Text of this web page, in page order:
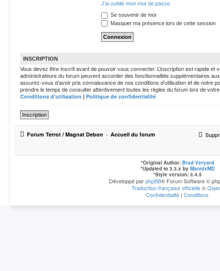
J’ai oublié mon mot de passe
Se souvenir de moi
Masquer ma présence lors de cette session
INSCRIPTION
Vous devez être inscrit avant de pouvoir vous connecter. L’inscription est rapide
administrateurs du forum peuvent accorder des fonctionnalités supplémentaires
assurez-vous d’avoir pris connaissance de nos conditions d’utilisation et de notre
prendre le temps de consulter attentivement toutes les règles du forum lors de
Conditions d’utilisation | Politique de confidentialité
Inscription
Forum Terrot / Magnat Debon Accueil du forum
*Original Author: Brad Veryard
*Updated to 3.3.x by MannixMD
*Style version: 3.4.5
Développé parphpBB® Forum Software ©
Traduction française officielle©
Confidentialité | Conditions